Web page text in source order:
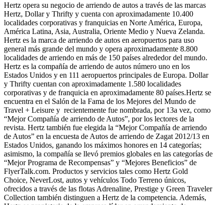
Hertz opera su negocio de arriendo de autos a través de las marcas
Hertz, Dollar y Thrifty y cuenta con aproximadamente 10.400
localidades corporativas y franquicias en Norte América, Europa,
América Latina, Asia, Australia, Oriente Medio y Nueva Zelanda.
Hertz es la marca de arriendo de autos en aeropuertos para uso
general más grande del mundo y opera aproximadamente 8.800
localidades de arriendo en más de 150 países alrededor del mundo.
Hertz es la compañía de arriendo de autos número uno en los
Estados Unidos y en 111 aeropuertos principales de Europa. Dollar
y Thrifty cuentan con aproximadamente 1.580 localidades
corporativas y de franquicia en aproximadamente 80 países.Hertz se
encuentra en el Salón de la Fama de los Mejores del Mundo de
Travel + Leisure y recientemente fue nombrada, por 13a vez, como
“Mejor Compañía de arriendo de Autos”, por los lectores de la
revista. Hertz también fue elegida la “Mejor Compañía de arriendo
de Autos” en la encuesta de Autos de arriendo de Zagat 2012/13 en
Estados Unidos, ganando los máximos honores en 14 categorías;
asimismo, la compañía se llevó premios globales en las categorías de
“Mejor Programa de Recompensas” y “Mejores Beneficios” de
FlyerTalk.com. Productos y servicios tales como Hertz Gold
Choice, NeverLost, autos y vehículos Todo Terreno únicos,
ofrecidos a través de las flotas Adrenaline, Prestige y Green Traveler
Collection también distinguen a Hertz de la competencia. Además,